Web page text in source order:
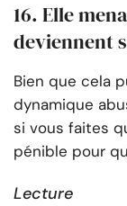
16. Elle
deviennent
Bien que cela
dynamique
si vous faites
pénible pour
Lecture